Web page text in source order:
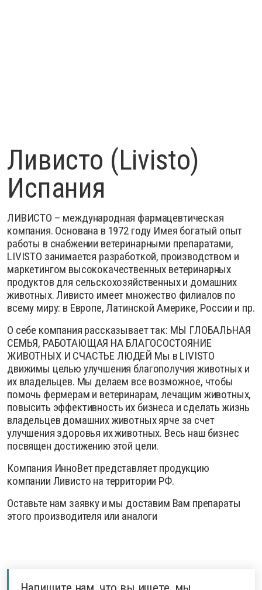
Ливисто (Livisto)
Испания
ЛИВИСТО – международная фармацевтическая
компания. Основана в 1972 году Имея богатый опыт
работы в снабжении ветеринарными препаратами,
LIVISTO занимается разработкой, производством и
маркетингом высококачественных ветеринарных
продуктов для сельскохозяйственных и домашних
животных.Ливисто имеет множество филиалов по
всему миру: в Европе, Латинской Америке, России и пр.
О себе компания рассказывает так: МЫ ГЛОБАЛЬНАЯ
СЕМЬЯ, РАБОТАЮЩАЯ НА БЛАГОСОСТОЯНИЕ
ЖИВОТНЫХ И СЧАСТЬЕ ЛЮДЕЙ Мы в LIVISTO
движимы целью улучшения благополучия животных и
их владельцев. Мы делаем все возможное, чтобы
помочь фермерам и ветеринарам, лечащим животных,
повысить эффективность их бизнеса и сделать жизнь
владельцев домашних животных ярче за счет
улучшения здоровья их животных. Весь наш бизнес
посвящен достижению этой цели.
Компания ИнноВет представляет продукцию
компании Ливисто на территории РФ.
Оставьте нам заявку и мы доставим Вам препараты
этого производителя или аналоги